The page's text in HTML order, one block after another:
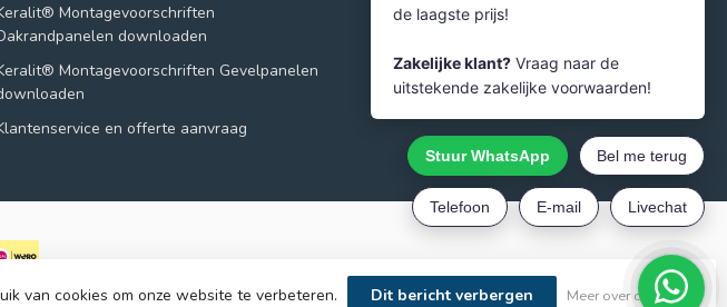
Montagevoorschriften
downloaden
Montagevoorschriften Gevelpanelen
en offerte aanvraag
van cookies om onze website te verbeteren. Dit bericht verbergen Meer over cookies »